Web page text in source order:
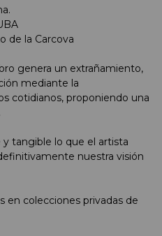
de la Carcova
genera un extrañamiento,
mediante la
cotidianos, proponiendo una
tangible lo que el artista
nuestra visión
en colecciones privadas de